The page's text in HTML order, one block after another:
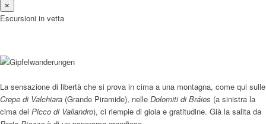
×
Escursioni in vetta
La sensazione di libertà che si prova in cima a una montagna, come qui sulle
Crepe di Valchiara (Grande Piramide), nelle Dolomiti di Bráies (a sinistra la
cima del Picco di Vallandro), ci riempie di gioia e gratitudine. Già la salita da